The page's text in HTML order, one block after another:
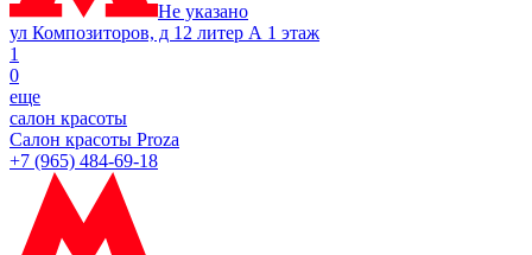
Не указано
ул Композиторов, д 12 литер А 1 этаж
1
0
еще
салон красоты
Салон красоты Proza
+7 (965) 484-69-18